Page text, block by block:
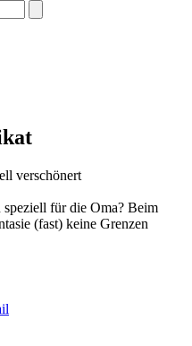
verschönert
für die Oma? Beim
(fast) keine Grenzen